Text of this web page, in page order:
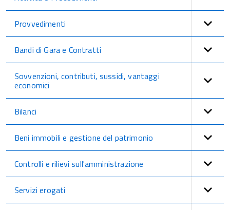
Provvedimenti
Bandi di Gara e Contratti
Sovvenzioni, contributi, sussidi, vantaggi
economici
Bilanci
Beni immobili e gestione del patrimonio
Controlli e rilievi sull'amministrazione
Servizi erogati